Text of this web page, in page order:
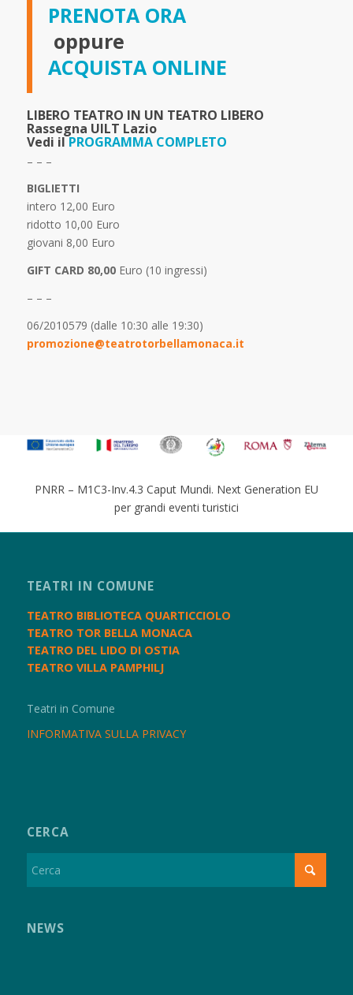
PRENOTA ORA
oppure
ACQUISTA ONLINE
LIBERO TEATRO IN UN TEATRO LIBERO
Rassegna UILT Lazio
Vedi ilPROGRAMMA COMPLETO
– – –
BIGLIETTI
intero 12,00 Euro
ridotto 10,00 Euro
giovani 8,00 Euro
GIFT CARD 80,00Euro (10 ingressi)
– – –
06/2010579 (dalle 10:30 alle 19:30)
promozione@teatrotorbellamonaca.it
PNRR – M1C3-Inv.4.3 Caput Mundi. Next Generation EU
per grandi eventi turistici
TEATRI IN COMUNE
TEATRO BIBLIOTECA QUARTICCIOLO
TEATRO TOR BELLA MONACA
TEATRO DEL LIDO DI OSTIA
TEATRO VILLA PAMPHILJ
Teatri in Comune
INFORMATIVA SULLA PRIVACY
CERCA
NEWS